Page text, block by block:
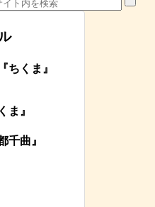
『ちくま 』
ま』
千曲 』